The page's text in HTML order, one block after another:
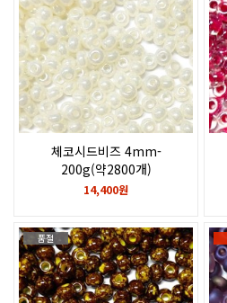
체코시드비즈 4mm-
200g(약2800개)
Pearl Ceylon
14,400원
품절